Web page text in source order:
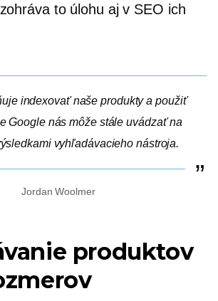
to úlohu aj v SEO ich
indexovať naše produkty a použiť
Google nás môže stále uvádzať na
vyhľadávacieho nástroja.
Jordan Woolmer
produktov